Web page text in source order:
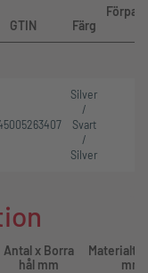
GTIN Färg
Silver
/
Svart
/
Silver
Antal x Borra
hål mm
mm